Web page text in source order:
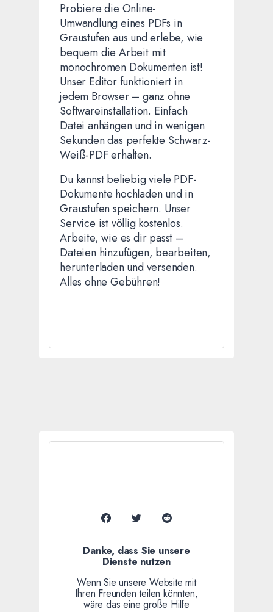
Probiere die Online-
Umwandlung eines PDFs in
Graustufen aus und erlebe, wie
bequem die Arbeit mit
monochromen Dokumenten ist!
Unser Editor funktioniert in
jedem Browser – ganz ohne
Softwareinstallation. Einfach
Datei anhängen und in wenigen
Sekunden das perfekte Schwarz-
Weiß-PDF erhalten.
Du kannst beliebig viele PDF-
Dokumente hochladen und in
Graustufen speichern. Unser
Service ist völlig kostenlos.
Arbeite, wie es dir passt –
Dateien hinzufügen, bearbeiten,
herunterladen und versenden.
Alles ohne Gebühren!
Danke, dass Sie unsere
Dienste nutzen
Wenn Sie unsere Website mit
Ihren Freunden teilen könnten,
wäre das eine große Hilfe